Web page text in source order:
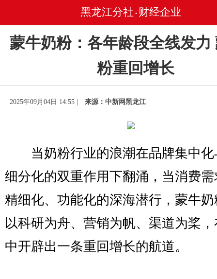
黑龙江分社 • 财经企业
蒙牛奶粉：各年龄段全线发力
粉重回增长
2025年09月04日 14:55 | 来源：中新网黑龙江
当奶粉行业的浪潮在品牌集中化
细分化的双重作用下翻涌，当消费
精细化、功能化的深海潜行，蒙牛
以科研为舟、营销为帆、渠道为桨
中开辟出一条重回增长的航道。